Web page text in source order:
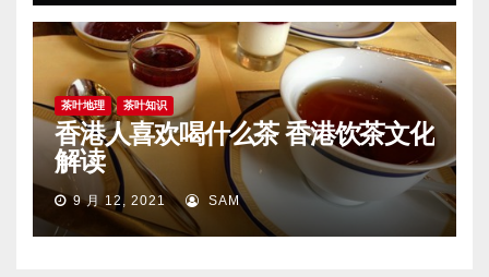
茶叶地理 茶叶知识
香港人喜欢喝什么茶 香港饮茶文化
解读
9 月 12, 2021 SAM